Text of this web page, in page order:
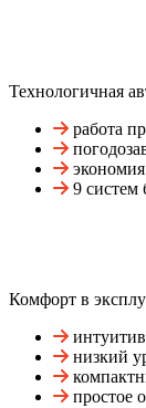
Технологичная
работа
экономия
9 систем
Комфорт в
низкий
простое